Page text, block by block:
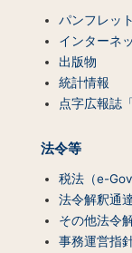
パンフレッ
インターネ
出版物
統計情報
点字広報誌
法令等
税法（e-
法令解釈通
その他法令
事務運営指